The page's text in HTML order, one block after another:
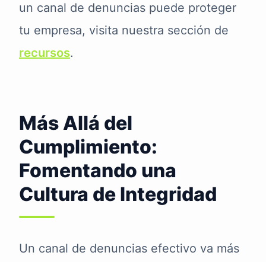
un canal de denuncias puede proteger
tu empresa, visita nuestra sección de
recursos.
Más Allá del
Cumplimiento:
Fomentando una
Cultura de Integridad
Un canal de denuncias efectivo va más